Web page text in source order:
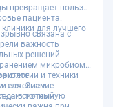
превращает пользу
пациента.
для лучшего
связана с
важность
решений.
микробиома
и техники
Знание
в точный
лечением.
и системную